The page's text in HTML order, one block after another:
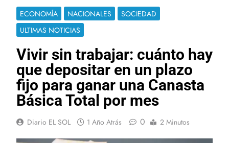
ECONOMÍA NACIONALES
SOCIEDAD
ULTIMAS NOTICIAS
Vivir sin trabajar: cuánto hay
que depositar en un plazo
fijo para ganar una Canasta
Básica Total por mes
Diario EL SOL 1 Año Atrás 0 2 Minutos